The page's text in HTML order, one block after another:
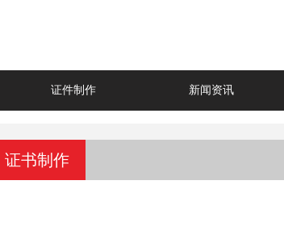
证件制作 新闻资讯
证书制作